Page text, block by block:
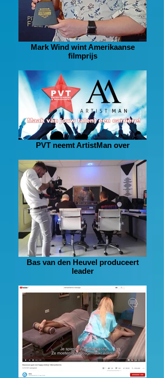
Mark Wind wint Amerikaanse
filmprijs
PVT neemt ArtistMan over
Bas van den Heuvel produceert
leader